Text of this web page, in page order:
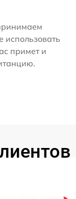
использовать
примет и